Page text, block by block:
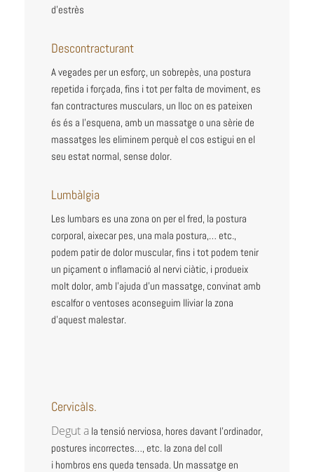
d’estrès
Descontracturant
A vegades per un esforç, un sobrepès, una postura
repetida i forçada, fins i tot per falta de moviment, es
fan contractures musculars, un lloc on es pateixen
és és a l’esquena, amb un massatge o una sèrie de
massatges les eliminem perquè el cos estigui en el
seu estat normal, sense dolor.
Lumbàlgia
Les lumbars es una zona on per el fred, la postura
corporal, aixecar pes, una mala postura,… etc.,
podem patir de dolor muscular, fins i tot podem tenir
un piçament o inflamació al nervi ciàtic, i produeix
molt dolor, amb l’ajuda d’un massatge, convinat amb
escalfor o ventoses aconseguim lliviar la zona
d’aquest malestar.
Cervicàls.
Degut a la tensió nerviosa, hores davant l’ordinador,
postures incorrectes…, etc. la zona del coll
i hombros ens queda tensada. Un massatge en